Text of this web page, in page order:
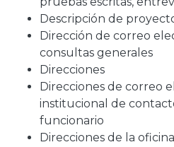
Descripción de
Dirección de correo
consultas generales
Direcciones
Direcciones de correo
institucional de
funcionario
Direcciones de la